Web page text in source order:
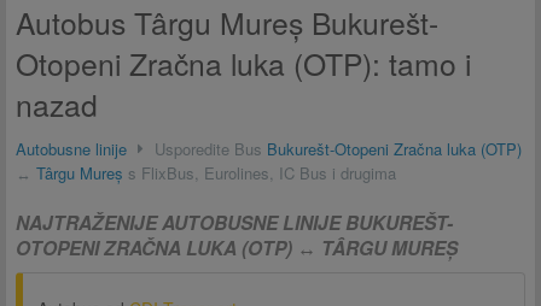
Autobus Târgu Mureș Bukurešt-
Otopeni Zračna luka (OTP): tamo i
nazad
Autobusne linije Usporedite Bus Bukurešt-Otopeni Zračna luka (OTP)
↔ Târgu Mureș s FlixBus, Eurolines, IC Bus i drugima
NAJTRAŽENIJE AUTOBUSNE LINIJE BUKUREŠT-
OTOPENI ZRAČNA LUKA (OTP) ↔ TÂRGU MUREȘ